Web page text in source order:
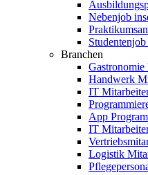
Nebenjob
Branchen
Gastronomie
Handwerk
IT
App
IT
Logistik